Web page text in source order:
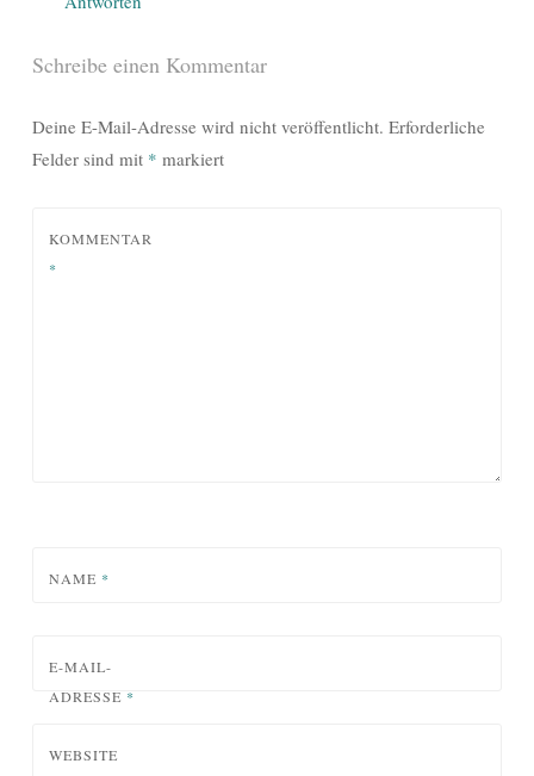
Schreibe einen Kommentar
Deine E-Mail-Adresse wird nicht veröffentlicht. Erforderliche
Felder sind mit * markiert
KOMMENTAR
*
NAME *
E-MAIL-
ADRESSE *
WEBSITE